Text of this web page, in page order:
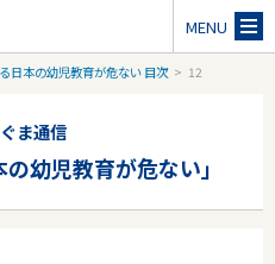
MENU
日本の幼児教育が危ない 目次 > 12
ま通信
幼児教育が危ない」